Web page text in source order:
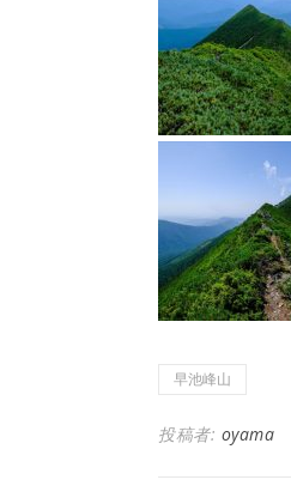
早池峰山
投稿者: oyama